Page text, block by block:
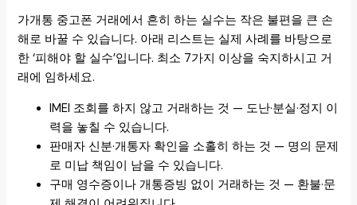
가개통 중고폰 거래에서 흔히 하는 실수는 작은 불편을 큰 손
해로 바꿀 수 있습니다. 아래 리스트는 실제 사례를 바탕으로
한 ‘피해야 할 실수’입니다. 최소 7가지 이상을 숙지하시고 거
래에 임하세요.
IMEI 조회를 하지 않고 거래하는 것 — 도난·분실·정지 이
력을 놓칠 수 있습니다.
판매자 신분·개통자 확인을 소홀히 하는 것 — 명의 문제
로 미납 책임이 남을 수 있습니다.
구매 영수증이나 개통증빙 없이 거래하는 것 — 환불·문